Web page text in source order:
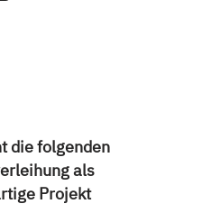
die folgenden
als
Projekt